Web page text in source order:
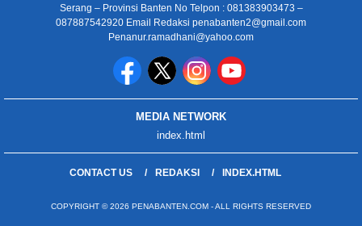
Serang – Provinsi Banten No Telpon : 081383903473 –
087887542920 Email Redaksi penabanten2@gmail.com
Penanur.ramadhani@yahoo.com
MEDIA NETWORK
index.html
CONTACT US REDAKSI INDEX.HTML
COPYRIGHT © 2026 PENABANTEN.COM - ALL RIGHTS RESERVED